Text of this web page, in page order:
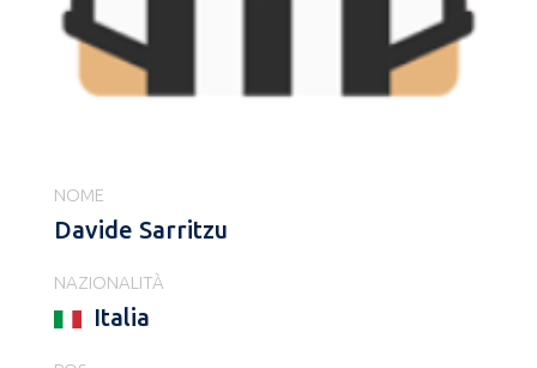
NOME
Davide Sarritzu
NAZIONALITÀ
Italia